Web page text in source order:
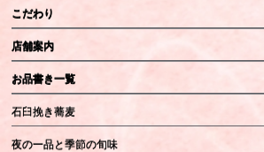
こだわり
店舗案内
お品書き一覧
石臼挽き蕎麦
夜の一品と季節の旬味